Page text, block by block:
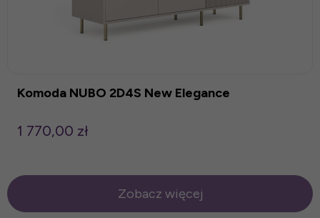
Komoda NUBO 2D4S New Elegance
1 770,00 zł
Zobacz więcej